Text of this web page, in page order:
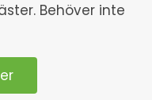
Behöver inte